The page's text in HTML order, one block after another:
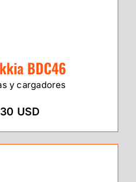
BDC46
y cargadores
USD